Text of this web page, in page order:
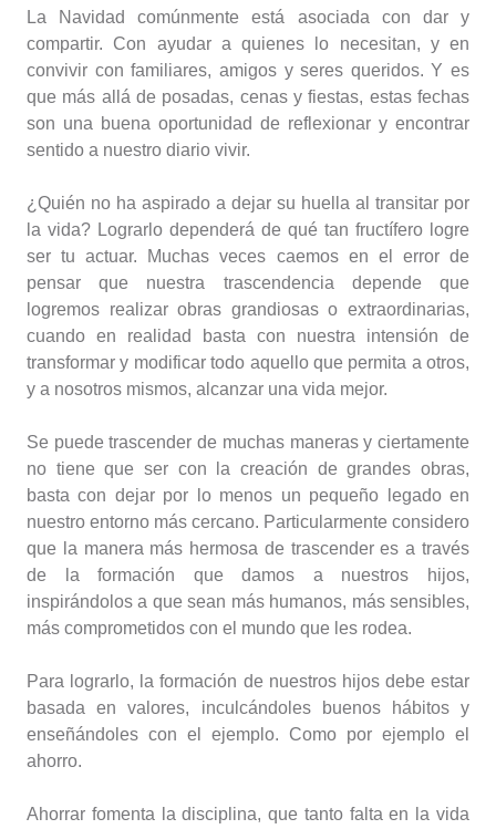
La Navidad comúnmente está asociada con dar y
compartir. Con ayudar a quienes lo necesitan, y en
convivir con familiares, amigos y seres queridos. Y es
que más allá de posadas, cenas y fiestas, estas fechas
son una buena oportunidad de reflexionar y encontrar
sentido a nuestro diario vivir.
¿Quién no ha aspirado a dejar su huella al transitar por
la vida? Lograrlo dependerá de qué tan fructífero logre
ser tu actuar. Muchas veces caemos en el error de
pensar que nuestra trascendencia depende que
logremos realizar obras grandiosas o extraordinarias,
cuando en realidad basta con nuestra intensión de
transformar y modificar todo aquello que permita a otros,
y a nosotros mismos, alcanzar una vida mejor.
Se puede trascender de muchas maneras y ciertamente
no tiene que ser con la creación de grandes obras,
basta con dejar por lo menos un pequeño legado en
nuestro entorno más cercano. Particularmente considero
que la manera más hermosa de trascender es a través
de la formación que damos a nuestros hijos,
inspirándolos a que sean más humanos, más sensibles,
más comprometidos con el mundo que les rodea.
Para lograrlo, la formación de nuestros hijos debe estar
basada en valores, inculcándoles buenos hábitos y
enseñándoles con el ejemplo. Como por ejemplo el
ahorro.
Ahorrar fomenta la disciplina, que tanto falta en la vida